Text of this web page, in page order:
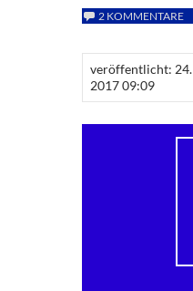
2 KOMMENTARE
veröffentlicht:
2017 09:09